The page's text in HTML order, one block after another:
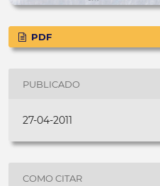
PDF
PUBLICADO
27-04-2011
COMO CITAR